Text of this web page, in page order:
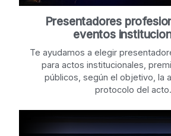
Presentadores
eventos
Te ayudamos a elegir
para actos institucionales,
públicos, según el objetivo, la
protocolo del acto.